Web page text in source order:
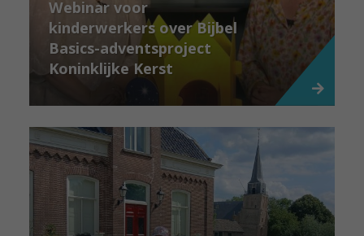
Webinar voor
kinderwerkers over Bijbel
Basics-adventsproject
Koninklijke Kerst